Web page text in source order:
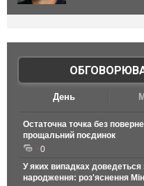
День
Остаточна точка без
прощальний поєдинок
0
У яких випадках доведеться
народження: роз'яснення